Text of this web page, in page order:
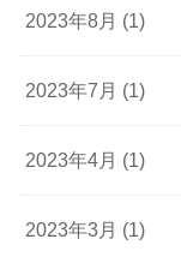
2023年8月 (1)
2023年7月 (1)
2023年4月 (1)
2023年3月 (1)